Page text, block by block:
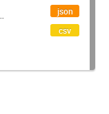
json
csv